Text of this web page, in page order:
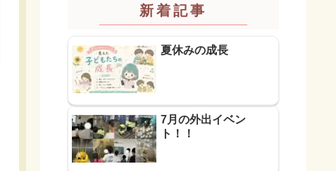
新着記事
夏休みの成長
7月の外出イベン
ト！！